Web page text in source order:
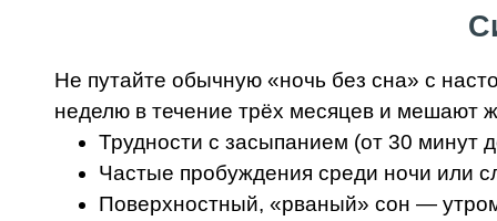
Не путайте обычную «ночь без сна» с
неделю в течение трёх месяцев и мешают
Трудности с засыпанием (от 30 минут
Частые пробуждения среди ночи или
Поверхностный, «рваный» сон —